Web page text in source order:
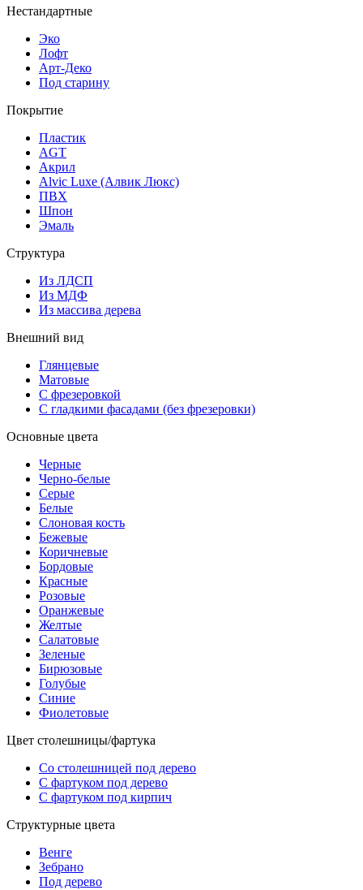
Нестандартные
Эко
Лофт
Арт-Деко
Под старину
Покрытие
Пластик
AGT
Акрил
Alvic Luxe (Алвик Люкс)
ПВХ
Шпон
Эмаль
Структура
Из ЛДСП
Из МДФ
Из массива дерева
Внешний вид
Глянцевые
Матовые
С фрезеровкой
С гладкими фасадами (без фрезеровки)
Основные цвета
Черные
Черно-белые
Серые
Белые
Слоновая кость
Бежевые
Коричневые
Бордовые
Красные
Розовые
Оранжевые
Желтые
Салатовые
Зеленые
Бирюзовые
Голубые
Синие
Фиолетовые
Цвет столешницы/фартука
Со столешницей под дерево
С фартуком под дерево
С фартуком под кирпич
Структурные цвета
Венге
Зебрано
Под дерево